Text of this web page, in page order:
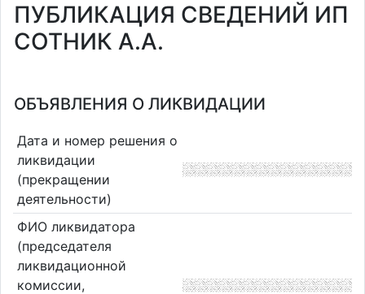
ПУБЛИКАЦИЯ СВЕДЕНИЙ ИП
СОТНИК А.А.
ОБЪЯВЛЕНИЯ О ЛИКВИДАЦИИ
Дата и номер решения о
ликвидации
(прекращении
деятельности)
ФИО ликвидатора
(председателя
ликвидационной
комиссии,